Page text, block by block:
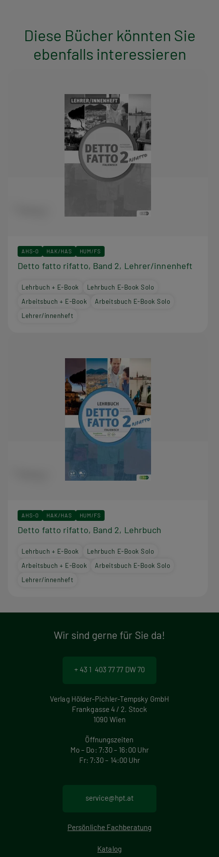
Diese Bücher könnten Sie
ebenfalls interessieren
AHS-O HAK/HAS HUM/FS
Detto fatto rifatto, Band 2, Lehrer/innenheft
Lehrbuch + E-Book
Lehrbuch E-Book Solo
Arbeitsbuch + E-Book
Arbeitsbuch E-Book Solo
Lehrer/innenheft
AHS-O HAK/HAS HUM/FS
Detto fatto rifatto, Band 2, Lehrbuch
Lehrbuch + E-Book
Lehrbuch E-Book Solo
Arbeitsbuch + E-Book
Arbeitsbuch E-Book Solo
Lehrer/innenheft
Wir sind gerne für Sie da!
+ 43 1 403 77 77 DW 70
Verlag Hölder-Pichler-Tempsky GmbH
Frankgasse 4 / 2. Stock
1090 Wien
Öffnungszeiten
Mo – Do: 7:30 – 16:00 Uhr
Fr: 7:30 – 14:00 Uhr
service@hpt.at
Persönliche Fachberatung
Katalog